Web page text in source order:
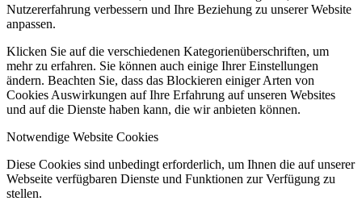
Nutzererfahrung verbessern und Ihre Beziehung zu unserer Website
anpassen.
Klicken Sie auf die verschiedenen Kategorienüberschriften, um
mehr zu erfahren. Sie können auch einige Ihrer Einstellungen
ändern. Beachten Sie, dass das Blockieren einiger Arten von
Cookies Auswirkungen auf Ihre Erfahrung auf unseren Websites
und auf die Dienste haben kann, die wir anbieten können.
Notwendige Website Cookies
Diese Cookies sind unbedingt erforderlich, um Ihnen die auf unserer
Webseite verfügbaren Dienste und Funktionen zur Verfügung zu
stellen.